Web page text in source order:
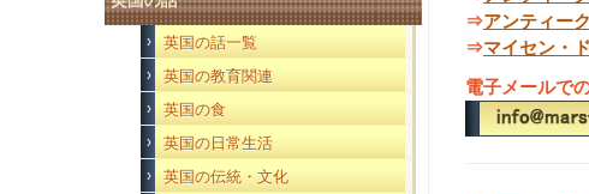
英国の話一覧
英国の教育関連
英国の食
英国の日常生活
英国の伝統・文化
⇒アンティー
⇒マイセン・
電子メールで